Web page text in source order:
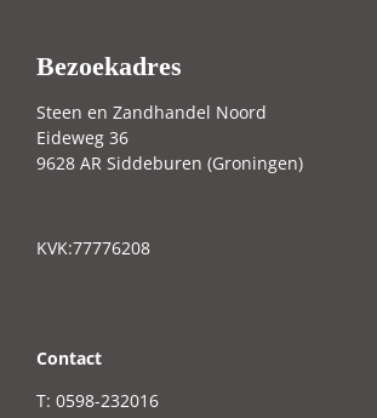
Bezoekadres
Steen en Zandhandel Noord
Eideweg 36
9628 AR Siddeburen (Groningen)
KVK:77776208
Contact
T: 0598-232016